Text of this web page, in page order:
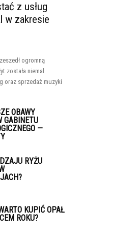
z usług
w zakresie
ogromną
została niemal
oraz sprzedaż muzyki
OBAWY
GABINETU
—
RYŻU
KUPIĆ OPAŁ
ROKU?